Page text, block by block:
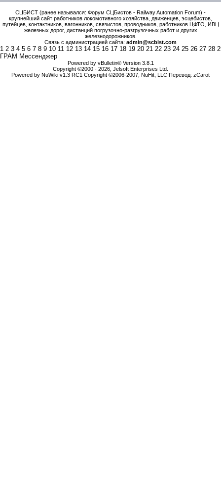
СЦБИСТ (ранее назывался: Форум СЦБистов - Railway Automation Forum) -
крупнейший сайт работников локомотивного хозяйства, движенцев, эсцебистов,
путейцев, контактников, вагонников, связистов, проводников, работников ЦФТО, ИВЦ
железных дорог, дистанций погрузочно-разгрузочных работ и других
железнодорожников.
Связь с администрацией сайта: admin@scbist.com
1 2 3 4 5 6 7 8 9 10 11 12 13 14 15 16 17 18 19 20 21 22 23 24 25 26 27 28
ГРАМ Мессенджер
Powered by vBulletin® Version 3.8.1
Copyright ©2000 - 2026, Jelsoft Enterprises Ltd.
Powered by NuWiki v1.3 RC1 Copyright ©2006-2007, NuHit, LLC Перевод: zCarot